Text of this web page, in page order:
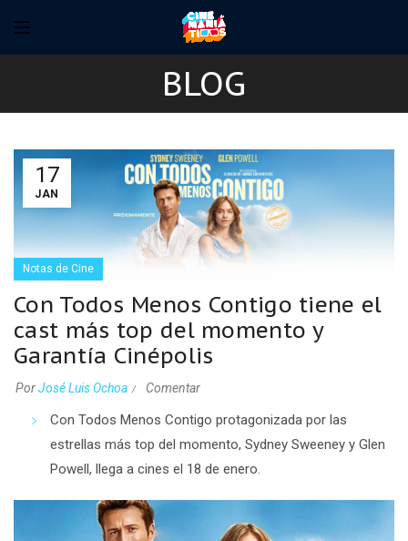
BLOG
17
JAN
Notas de Cine
Con Todos Menos Contigo tiene el
cast más top del momento y
Garantía Cinépolis
PorJosé Luis Ochoa Comentar
Con Todos Menos Contigo protagonizada por las
estrellas más top del momento, Sydney Sweeney y Glen
Powell, llega a cines el 18 de enero.